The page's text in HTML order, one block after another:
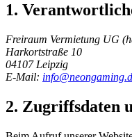
1.
Freiraum Vermietung UG
Harkortstraße 10
04107 Leipzig
E-Mail:
2. Zugriffsdaten